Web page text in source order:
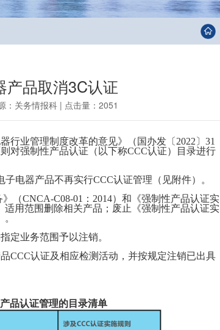
产品取消3C认证
：关务情报科 | 点击量：2051
行业管理制度改革的意见》（国办发〔2022〕31
对强制性产品认证（以下称CCC认证）目录进行
电器产品不再实行CCC认证管理（见附件）。
（CNCA-C08-01：2014）和《强制性产品认证实
适用范围删除相关产品；废止《强制性产品认证实
定业务范围予以注销。
CCC认证及相应检测活动，并按规定注销已出具
品认证管理的目录清单